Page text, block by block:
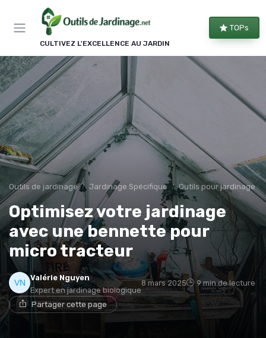
CULTIVEZ L'EXCELLENCE AU JARDIN
TOPs
Outils de jardinage Jardinage Spécifique Outils pour jardinage
Optimisez votre jardinage
avec une bennette pour
micro tracteur
Valérie Nguyen
Expert en jardinage biologique
8 mars 2025 9 min de lecture
Partager cette page
Panneau de gestion des cookies